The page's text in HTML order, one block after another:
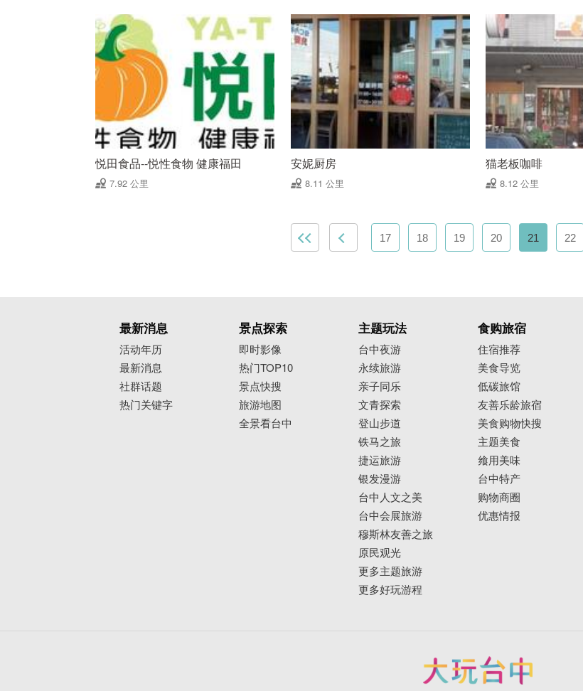
悦田食品--悦性食物 健康福田
7.92 公里
安妮厨房
8.11 公里
猫老板咖啡
8.12 公里
17 18 19 20 21 22
最新消息
活动年历
最新消息
社群话题
热门关键字
景点探索
即时影像
热门TOP10
景点快搜
旅游地图
全景看台中
主题玩法
台中夜游
永续旅游
亲子同乐
文青探索
登山步道
铁马之旅
捷运旅游
银发漫游
台中人文之美
台中会展旅游
穆斯林友善之旅
原民观光
更多主题旅游
更多好玩游程
食购旅宿
住宿推荐
美食导览
低碳旅馆
友善乐龄旅宿
美食购物快搜
主题美食
飨用美味
台中特产
购物商圈
优惠情报